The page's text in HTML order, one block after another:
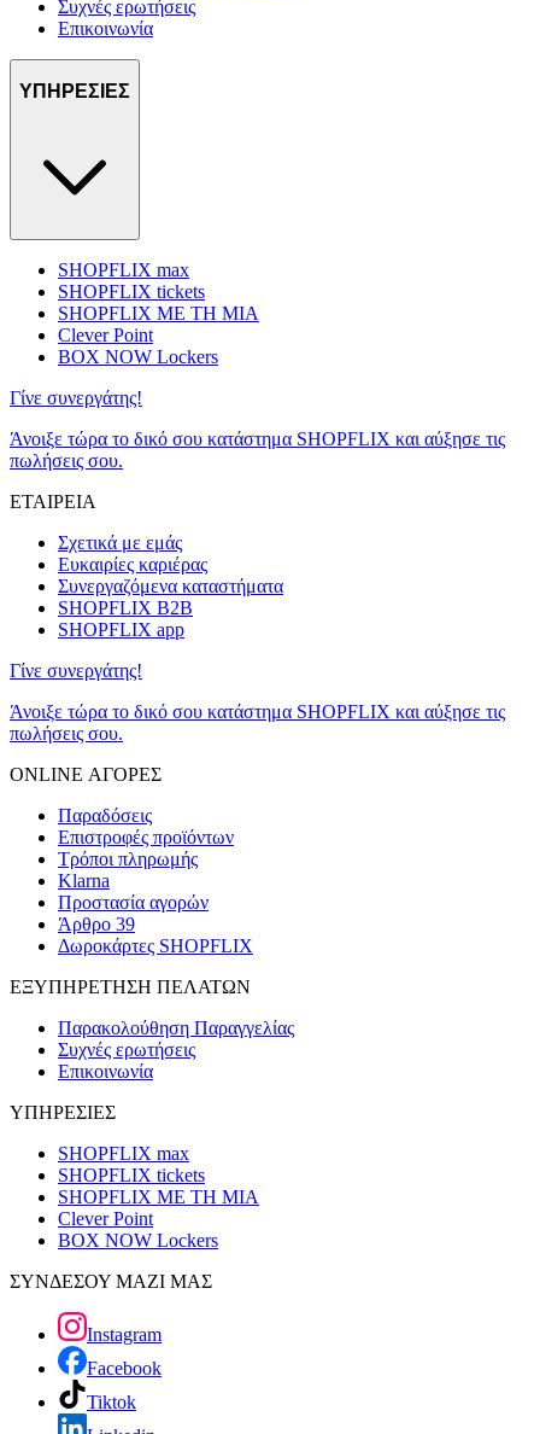
Συχνές ερωτήσεις
Επικοινωνία
ΥΠΗΡΕΣΙΕΣ
SHOPFLIX max
SHOPFLIX tickets
SHOPFLIX ΜΕ ΤΗ ΜΙΑ
Clever Point
BOX NOW Lockers
Γίνε συνεργάτης!
Άνοιξε τώρα το δικό σου κατάστημα SHOPFLIX και αύξησε τις
πωλήσεις σου.
ΕΤΑΙΡΕΙΑ
Σχετικά με εμάς
Ευκαιρίες καριέρας
Συνεργαζόμενα καταστήματα
SHOPFLIX B2B
SHOPFLIX app
Γίνε συνεργάτης!
Άνοιξε τώρα το δικό σου κατάστημα SHOPFLIX και αύξησε τις
πωλήσεις σου.
ONLINE ΑΓΟΡΕΣ
Παραδόσεις
Επιστροφές προϊόντων
Τρόποι πληρωμής
Klarna
Προστασία αγορών
Άρθρο 39
Δωροκάρτες SHOPFLIX
ΕΞΥΠΗΡΕΤΗΣΗ ΠΕΛΑΤΩΝ
Παρακολούθηση Παραγγελίας
Συχνές ερωτήσεις
Επικοινωνία
ΥΠΗΡΕΣΙΕΣ
SHOPFLIX max
SHOPFLIX tickets
SHOPFLIX ΜΕ ΤΗ ΜΙΑ
Clever Point
BOX NOW Lockers
ΣΥΝΔΕΣΟΥ ΜΑΖΙ ΜΑΣ
Instagram
Facebook
Tiktok